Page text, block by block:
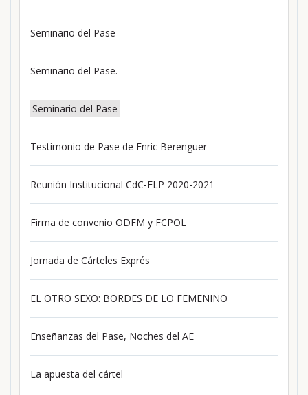
Seminario del Pase
Seminario del Pase.
Seminario del Pase
Testimonio de Pase de Enric Berenguer
Reunión Institucional CdC-ELP 2020-2021
Firma de convenio ODFM y FCPOL
Jornada de Cárteles Exprés
EL OTRO SEXO: BORDES DE LO FEMENINO
Enseñanzas del Pase, Noches del AE
La apuesta del cártel